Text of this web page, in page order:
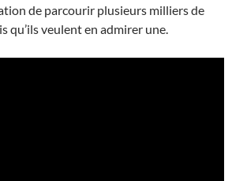
de parcourir plusieurs milliers de
qu’ils veulent en admirer une.